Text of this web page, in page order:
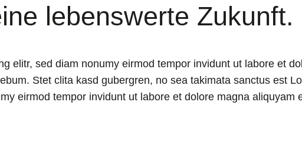
lebenswerte Zukunft.
elitr, sed diam nonumy eirmod tempor invidunt ut labore et
Stet clita kasd gubergren, no sea takimata sanctus est
eirmod tempor invidunt ut labore et dolore magna aliquyam